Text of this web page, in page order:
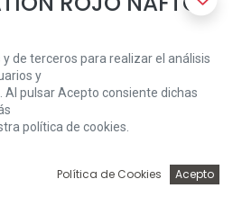
Add to Cart
base del 100% de resina de acrilato.
está seca tiene un brillo sedoso y se
de terceros para realizar el análisis
y
pulsar Acepto consiente dichas
política de cookies.
Política de Cookies Acepto